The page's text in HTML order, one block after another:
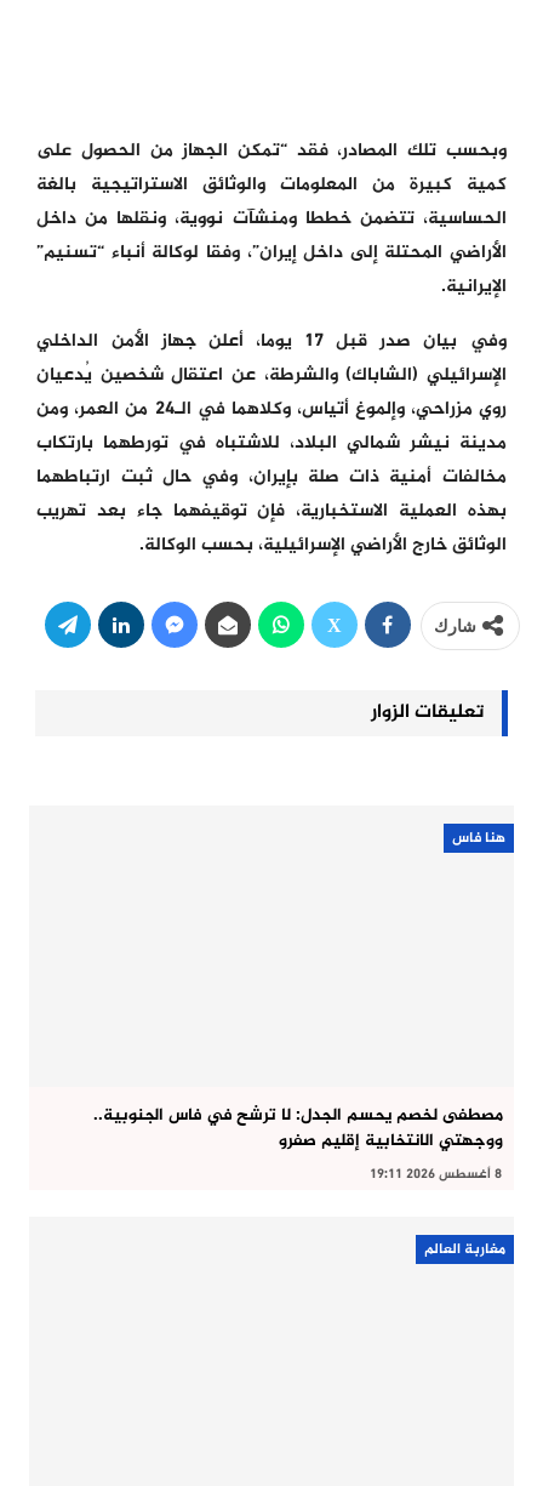
وبحسب تلك المصادر، فقد “تمكن الجهاز من الحصول على
كمية كبيرة من المعلومات والوثائق الاستراتيجية بالغة
الحساسية، تتضمن خططا ومنشآت نووية، ونقلها من داخل
الأراضي المحتلة إلى داخل إيران”، وفقا لوكالة أنباء “تسنيم”
الإيرانية.
وفي بيان صدر قبل 17 يوما، أعلن جهاز الأمن الداخلي
الإسرائيلي (الشاباك) والشرطة، عن اعتقال شخصين يُدعيان
روي مزراحي، وإلموغ أتياس، وكلاهما في الـ24 من العمر، ومن
مدينة نيشر شمالي البلاد، للاشتباه في تورطهما بارتكاب
مخالفات أمنية ذات صلة بإيران، وفي حال ثبت ارتباطهما
بهذه العملية الاستخبارية، فإن توقيفهما جاء بعد تهريب
الوثائق خارج الأراضي الإسرائيلية، بحسب الوكالة.
شارك
تعليقات الزوار
هنا فاس
مصطفى لخصم يحسم الجدل: لا ترشح في فاس الجنوبية..
ووجهتي الانتخابية إقليم صفرو
8 أغسطس 2026 19:11
مغاربة العالم